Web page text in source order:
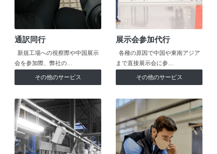
通訳同行
新規工場への視察際や中国展示
会を参加際、弊社の…
その他のサービス
展示会参加代行
各種の原因で中国や東南アジア
まで直接展示会に参…
その他のサービス